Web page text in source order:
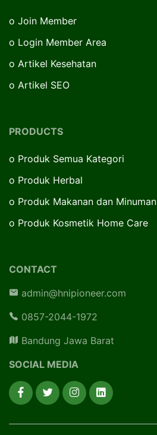
o Join Member
o Login Member Area
o Artikel Kesehatan
o Artikel SEO
PRODUCTS
o Produk Semua Kategori
o Produk Herbal
o Produk Makanan dan Minuman
o Produk Kosmetik Home Care
CONTACT
admin@hnipioneer.com
0857-2044-1972
Bandung Jawa Barat
SOCIAL MEDIA